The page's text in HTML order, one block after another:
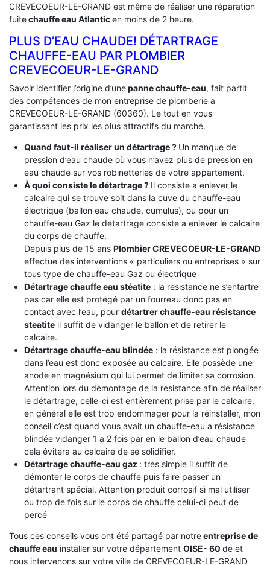
CREVECOEUR-LE-GRAND est même de réaliser une réparation
fuitechauffe eau Atlanticen moins de 2 heure.
PLUS D’EAU CHAUDE! DÉTARTRAGE
CHAUFFE-EAU PAR PLOMBIER
CREVECOEUR-LE-GRAND
Savoir identifier l’origine d’unepanne chauffe-eau, fait partit
des compétences de mon entreprise de plomberie a
CREVECOEUR-LE-GRAND (60360). Le tout en vous
garantissant les prix les plus attractifs du marché.
Quand faut-il réaliser un détartrage ? Un manque de
pression d’eau chaude où vous n’avez plus de pression en
eau chaude sur vos robinetteries de votre appartement.
À quoi consiste le détartrage ? Il consiste a enlever le
calcaire qui se trouve soit dans la cuve du chauffe-eau
électrique (ballon eau chaude, cumulus), ou pour un
chauffe-eau Gaz le détartrage consiste a enlever le calcaire
du corps de chauffe.
Depuis plus de 15 ans Plombier CREVECOEUR-LE-GRAND
effectue des interventions « particuliers ou entreprises » sur
tous type de chauffe-eau Gaz ou électrique
Détartrage chauffe eau stéatite: la resistance ne s’entartre
pas car elle est protégé par un fourreau donc pas en
contact avec l’eau, pour détartrer chauffe-eau résistance
steatiteil suffit de vidanger le ballon et de retirer le
calcaire.
Détartrage chauffe-eau blindée: la résistance est plongée
dans l’eau est donc exposée au calcaire. Elle possède une
anode en magnésium qui lui permet de limiter sa corrosion.
Attention lors du démontage de la résistance afin de réaliser
le détartrage, celle-ci est entièrement prise par le calcaire,
en général elle est trop endommager pour la réinstaller, mon
conseil c’est quand vous avait un chauffe-eau a résistance
blindée vidanger 1 a 2 fois par en le ballon d’eau chaude
cela évitera au calcaire de se solidifier.
Détartrage chauffe-eau gaz : très simple il suffit de
démonter le corps de chauffe puis faire passer un
détartrant spécial. Attention produit corrosif si mal utiliser
ou trop de fois sur le corps de chauffe celui-ci peut de
percé
Tous ces conseils vous ont été partagé par notreentreprise de
chauffe eau installer sur votre département OISE- 60 de et
nous intervenons sur votre ville de CREVECOEUR-LE-GRAND